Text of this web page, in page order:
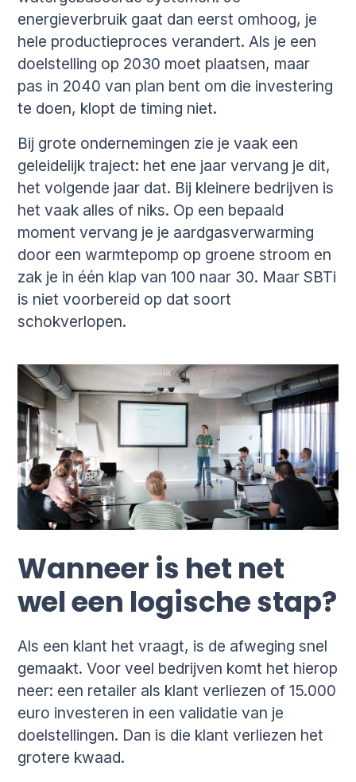
energieverbruik gaat dan eerst omhoog, je
hele productieproces verandert. Als je een
doelstelling op 2030 moet plaatsen, maar
pas in 2040 van plan bent om die investering
te doen, klopt de timing niet.
Bij grote ondernemingen zie je vaak een
geleidelijk traject: het ene jaar vervang je dit,
het volgende jaar dat. Bij kleinere bedrijven is
het vaak alles of niks. Op een bepaald
moment vervang je je aardgasverwarming
door een warmtepomp op groene stroom en
zak je in één klap van 100 naar 30. Maar SBTi
is niet voorbereid op dat soort
schokverlopen.
Wanneer is het net
wel een logische stap?
Als een klant het vraagt, is de afweging snel
gemaakt. Voor veel bedrijven komt het hierop
neer: een retailer als klant verliezen of 15.000
euro investeren in een validatie van je
doelstellingen. Dan is die klant verliezen het
grotere kwaad.